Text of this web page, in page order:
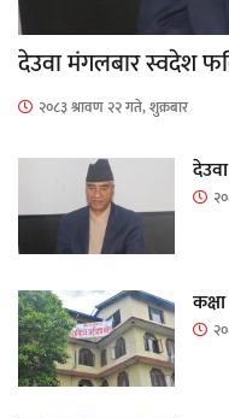
देउवा मंगलबार स्वदेश
२०८३ श्रावण २२ गते, शुक्रबार